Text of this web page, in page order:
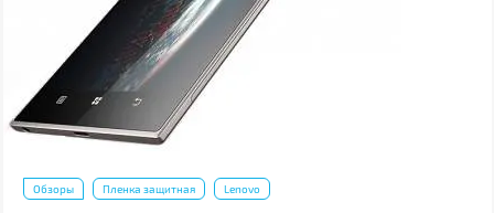
Обзоры Пленка защитная Lenovo